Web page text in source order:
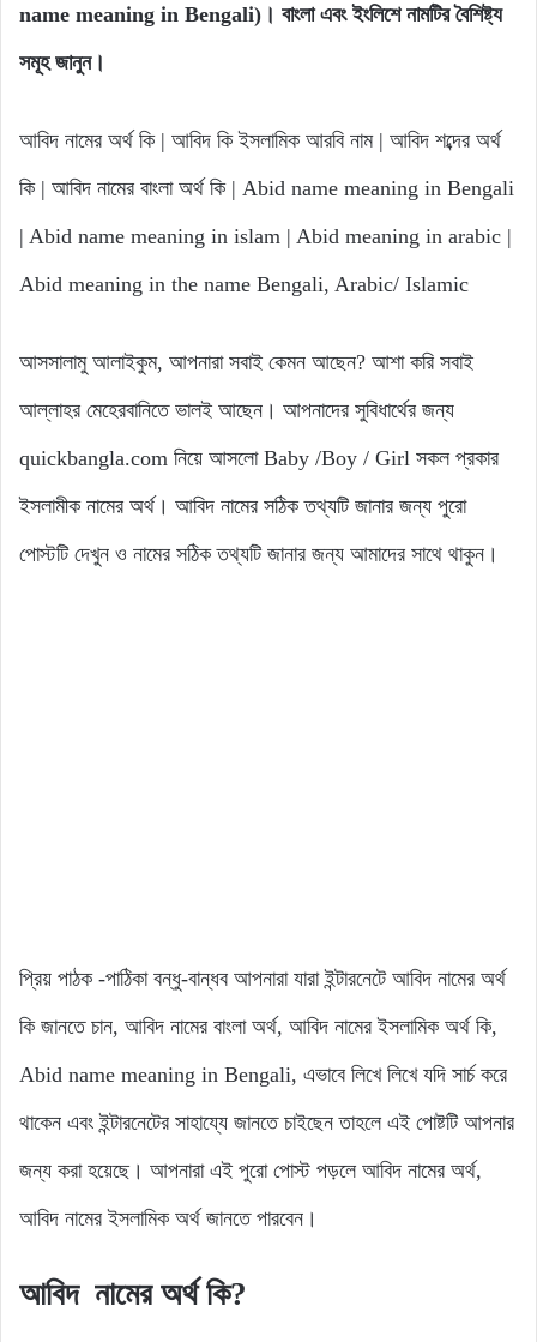
name meaning in Bengali)। বাংলা এবং ইংলিশে নামটির বৈশিষ্ট্য
সমূহ জানুন।
আবিদ নামের অর্থ কি | আবিদ কি ইসলামিক আরবি নাম | আবিদ শব্দের অর্থ
কি | আবিদ নামের বাংলা অর্থ কি | Abid name meaning in Bengali
| Abid name meaning in islam | Abid meaning in arabic |
Abid meaning in the name Bengali, Arabic/ Islamic
আসসালামু আলাইকুম, আপনারা সবাই কেমন আছেন? আশা করি সবাই
আল্লাহর মেহেরবানিতে ভালই আছেন। আপনাদের সুবিধার্থের জন্য
quickbangla.com নিয়ে আসলো Baby /Boy / Girl সকল প্রকার
ইসলামীক নামের অর্থ। আবিদ নামের সঠিক তথ্যটি জানার জন্য পুরো
পোস্টটি দেখুন ও নামের সঠিক তথ্যটি জানার জন্য আমাদের সাথে থাকুন।
প্রিয় পাঠক -পাঠিকা বন্ধু-বান্ধব আপনারা যারা ইন্টারনেটে আবিদ নামের অর্থ
কি জানতে চান, আবিদ নামের বাংলা অর্থ, আবিদ নামের ইসলামিক অর্থ কি,
Abid name meaning in Bengali, এভাবে লিখে লিখে যদি সার্চ করে
থাকেন এবং ইন্টারনেটের সাহায্যে জানতে চাইছেন তাহলে এই পোষ্টটি আপনার
জন্য করা হয়েছে। আপনারা এই পুরো পোস্ট পড়লে আবিদ নামের অর্থ,
আবিদ নামের ইসলামিক অর্থ জানতে পারবেন।
আবিদ নামের অর্থকি?